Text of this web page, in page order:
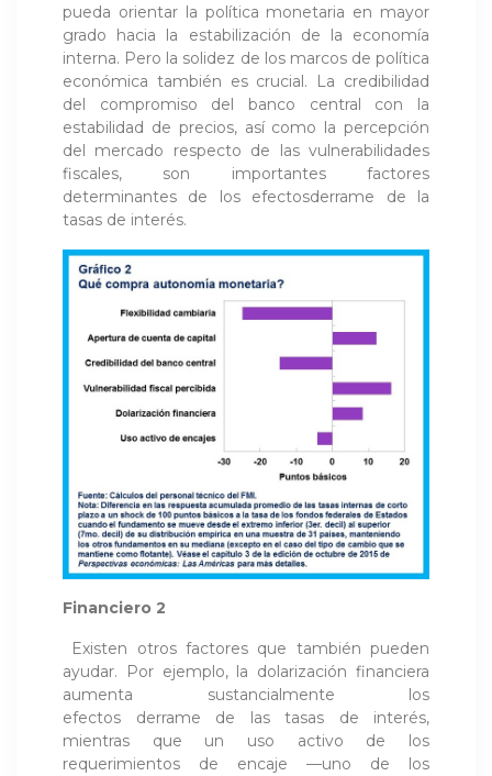
pueda orientar la política monetaria en mayor
grado hacia la estabilización de la economía
interna. Pero la solidez de los marcos de política
económica también es crucial. La credibilidad
del compromiso del banco central con la
estabilidad de precios, así como la percepción
del mercado respecto de las vulnerabilidades
fiscales, son importantes factores
determinantes de los efectosderrame de la
tasas de interés.
Financiero 2
Existen otros factores que también pueden
ayudar. Por ejemplo, la dolarización financiera
aumenta sustancialmente los
efectos derrame de las tasas de interés,
mientras que un uso activo de los
requerimientos de encaje —uno de los